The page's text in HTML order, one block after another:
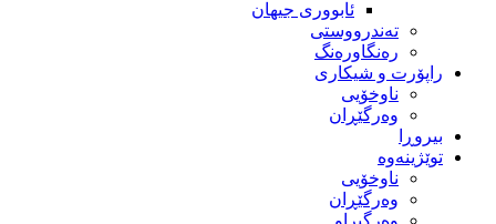
ئابووری جیهان
تەندرووستی
رەنگاورەنگ
راپۆرت و شیکاری
ناوخۆیی
وەرگێڕان
بیروڕا
توێژینەوە
ناوخۆیی
وەرگێڕان